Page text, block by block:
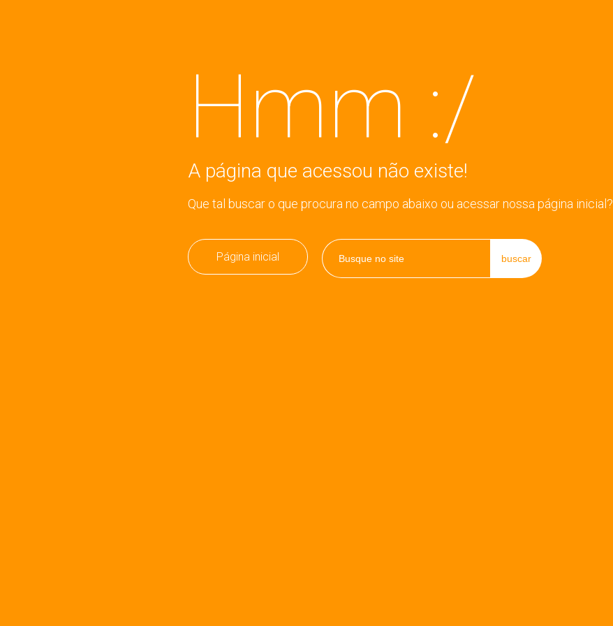
Hmm :/
A página que acessou não existe!
Que tal buscar o que procura no campo abaixo ou acessar nossa página inicial?
Página inicial